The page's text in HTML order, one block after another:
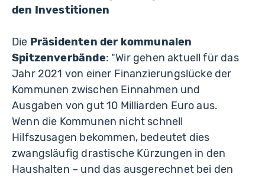
den Investitionen
Die Präsidenten der kommunalen
Spitzenverbände: "Wir gehen aktuell für das
Jahr 2021 von einer Finanzierungslücke der
Kommunen zwischen Einnahmen und
Ausgaben von gut 10 Milliarden Euro aus.
Wenn die Kommunen nicht schnell
Hilfszusagen bekommen, bedeutet dies
zwangsläufig drastische Kürzungen in den
Haushalten – und das ausgerechnet bei den